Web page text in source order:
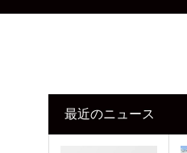
最近のニュース